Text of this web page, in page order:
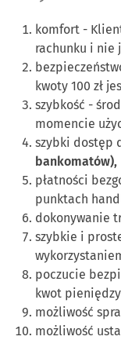
komfort -
rachunku i nie
kwoty 100 zł
szybkość -
momencie
szybki dostęp
bankomatów),
płatności
punktach
dokonywanie
szybkie i
poczucie
kwot
możliwość
możliwość